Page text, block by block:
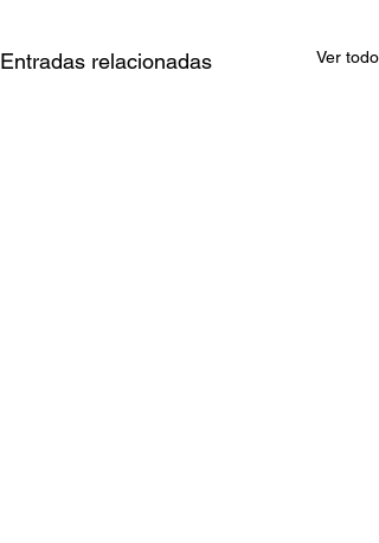
Entradas relacionadas Ver todo